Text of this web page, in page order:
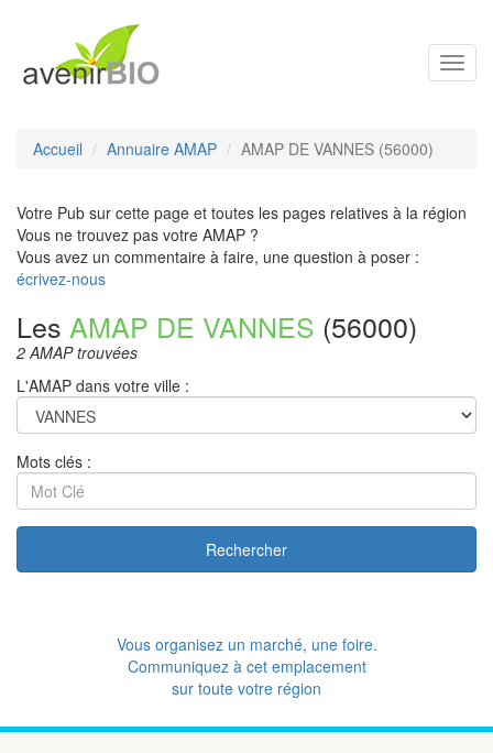
Accueil Annuaire AMAP AMAP DE VANNES (56000)
Votre Pub sur cette page et toutes les pages relatives à la région
Vous ne trouvez pas votre AMAP ?
Vous avez un commentaire à faire, une question à poser :
écrivez-nous
Les AMAP DE VANNES (56000)
2 AMAP trouvées
L'AMAP dans votre ville :
Mots clés :
Rechercher
Vous organisez un marché, une foire.
Communiquez à cet emplacement
sur toute votre région